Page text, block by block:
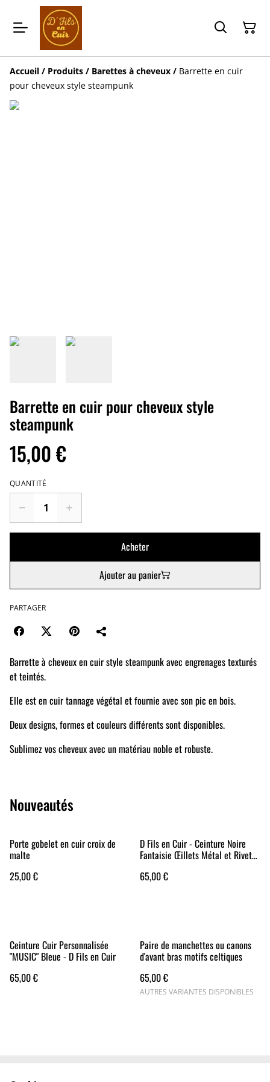
Accueil / Produits / Barettes à cheveux / Barrette en cuir
pour cheveux style steampunk
Barrette en cuir pour cheveux style
steampunk
15,00 €
QUANTITÉ
Acheter
Ajouter au panier
PARTAGER
Barrette à cheveux en cuir style steampunk avec engrenages texturés
et teintés.
Elle est en cuir tannage végétal et fournie avec son pic en bois.
Deux designs, formes et couleurs différents sont disponibles.
Sublimez vos cheveux avec un matériau noble et robuste.
Nouveautés
Porte gobelet en cuir croix de
malte
25,00 €
D Fils en Cuir - Ceinture Noire
Fantaisie Œillets Métal et Rivets
65,00 €
Ceinture Cuir Personnalisée
"MUSIC" Bleue - D Fils en Cuir
65,00 €
Paire de manchettes ou canons
d'avant bras motifs celtiques
65,00 €
AUTRES VARIANTES DISPONIBLES